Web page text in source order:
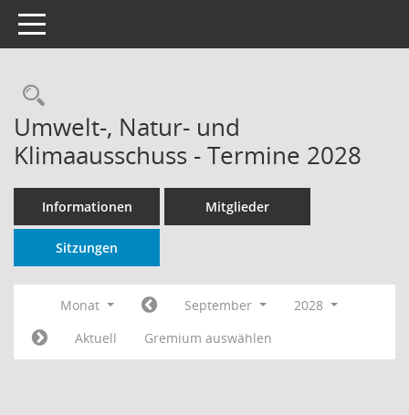
Toggle navigation
Rechercheauswahl
Umwelt-, Natur- und
Klimaausschuss - Termine 2028
Informationen Mitglieder
Sitzungen
Monat September
2028
Aktuell
Gremium auswählen